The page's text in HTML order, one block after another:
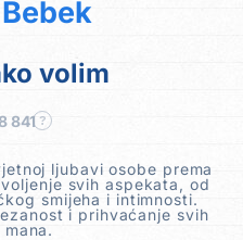
volim
841 ?
ljubavi osobe prema
svih aspekata, od
smijeha i intimnosti.
i prihvaćanje svih